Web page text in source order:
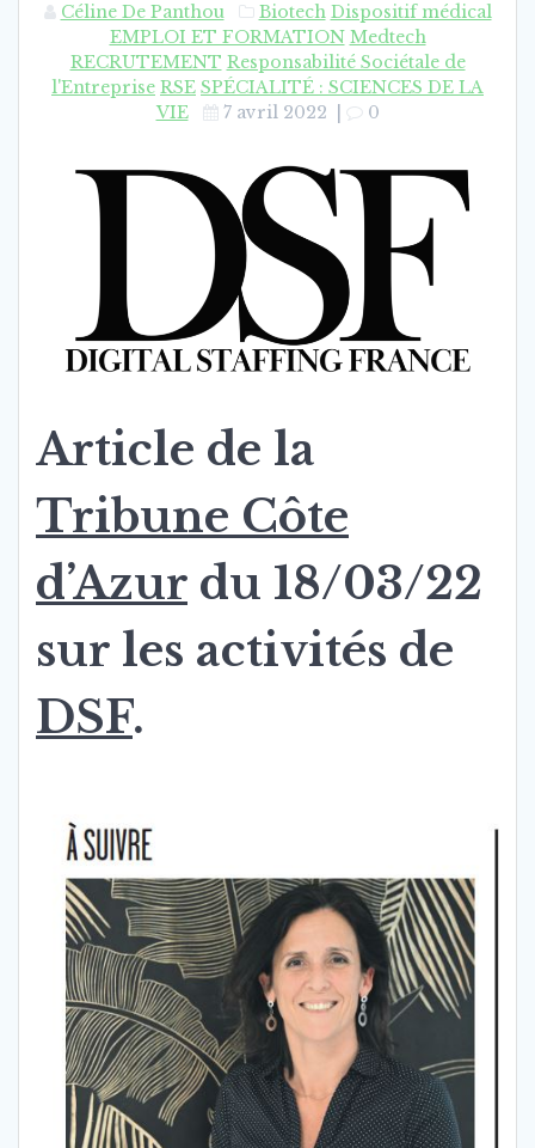
Céline De Panthou Biotech Dispositif médical
EMPLOI ET FORMATION Medtech
RECRUTEMENT Responsabilité Sociétale de
l'Entreprise RSE SPÉCIALITÉ : SCIENCES DE LA
VIE
7 avril 2022 0
Article de la
Tribune Côte
d’Azur du 18/03/22
sur les activités de
DSF.